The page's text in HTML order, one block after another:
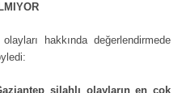
hakkında değerlendirmede
silahlı olayların en çok